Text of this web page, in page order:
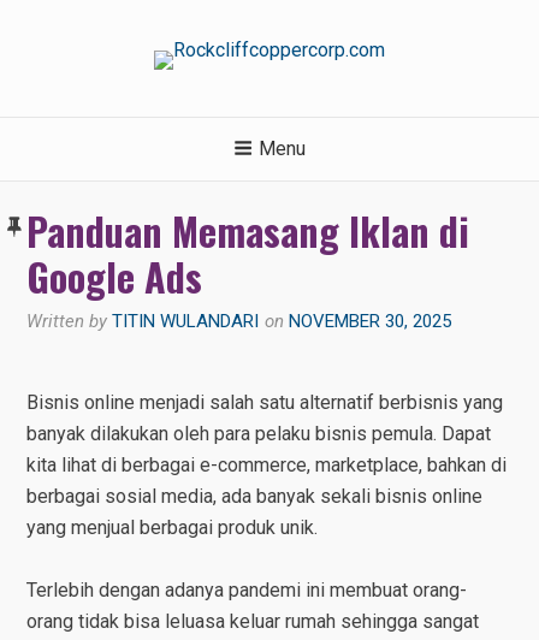
Menu
Panduan Memasang Iklan di
Google Ads
Written byTITIN WULANDARI onNOVEMBER 30, 2025
Bisnis online menjadi salah satu alternatif berbisnis yang
banyak dilakukan oleh para pelaku bisnis pemula. Dapat
kita lihat di berbagai e-commerce, marketplace, bahkan di
berbagai sosial media, ada banyak sekali bisnis online
yang menjual berbagai produk unik.
Terlebih dengan adanya pandemi ini membuat orang-
orang tidak bisa leluasa keluar rumah sehingga sangat